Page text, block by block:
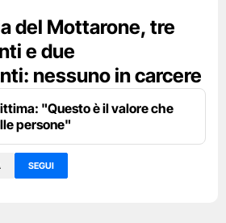
del Mottarone, tre
e due
nessuno in carcere
"Questo è il valore che
persone"
SEGUI